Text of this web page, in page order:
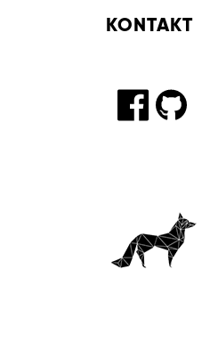
KONTAKT